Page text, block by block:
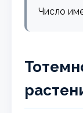
Число